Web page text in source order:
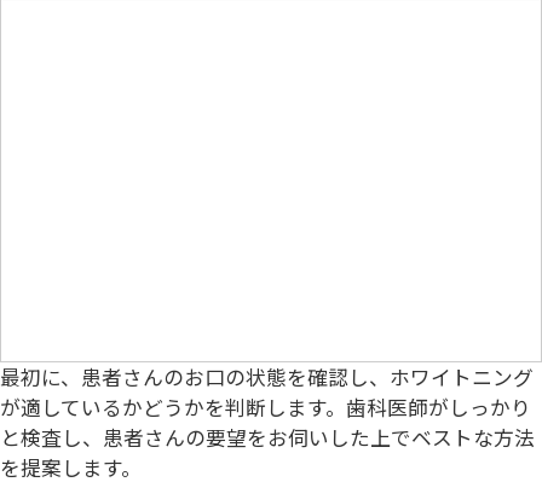
最初に、患者さんのお口の状態を確認し、ホワイトニング
が適しているかどうかを判断します。歯科医師がしっかり
と検査し、患者さんの要望をお伺いした上でベストな方法
を提案します。